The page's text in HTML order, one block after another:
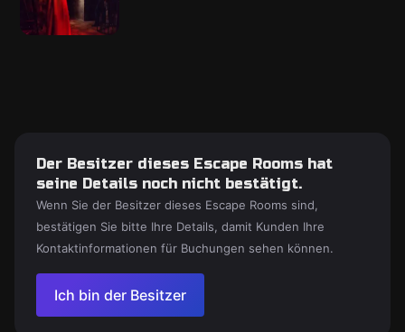
Der Besitzer dieses Escape Rooms hat
seine Details noch nicht bestätigt.
Wenn Sie der Besitzer dieses Escape Rooms sind,
bestätigen Sie bitte Ihre Details, damit Kunden Ihre
Kontaktinformationen für Buchungen sehen können.
Ich bin der Besitzer